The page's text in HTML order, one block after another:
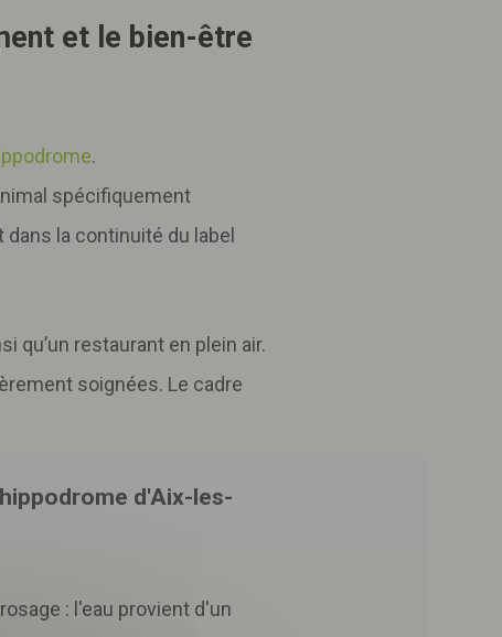
et le bien-être
.
spécifiquement
dans la continuité du label
qu’un restaurant en plein air.
soignées. Le cadre
d'Aix-les-
: l'eau provient d'un